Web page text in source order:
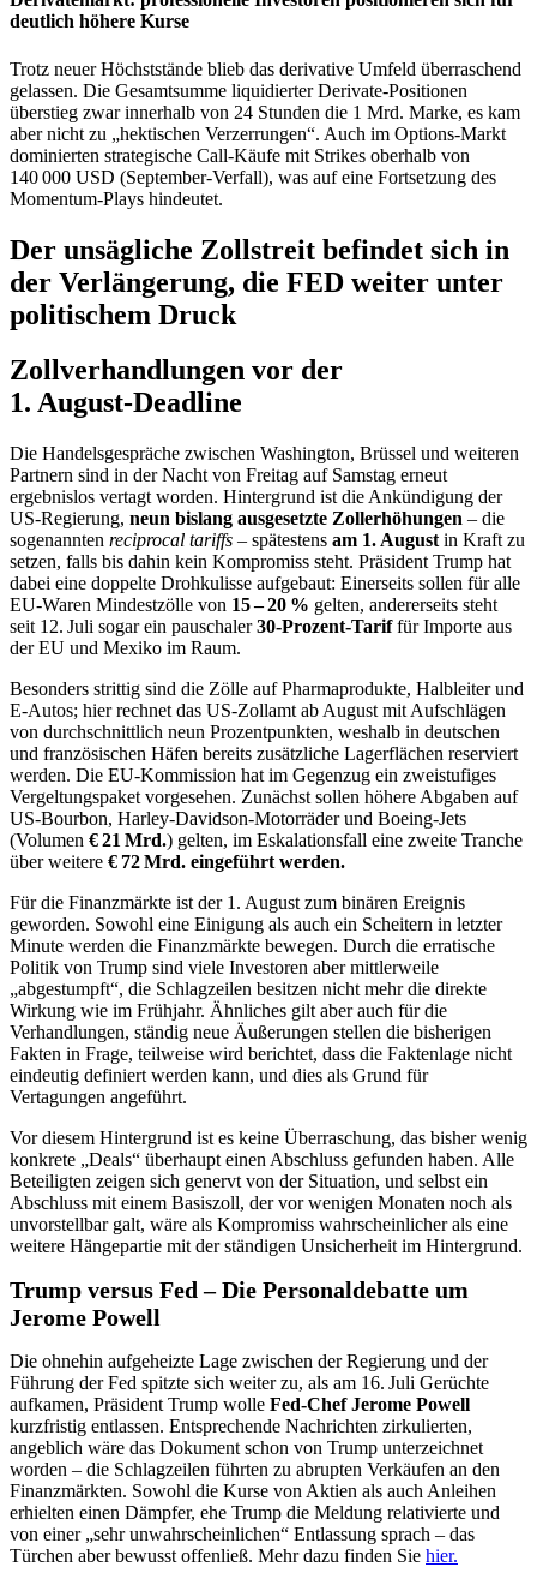
deutlich höhere Kurse
Trotz neuer Höchststände blieb das derivative Umfeld überraschend
gelassen. Die Gesamt­summe liquidierter Derivate-Positionen
überstieg zwar innerhalb von 24 Stunden die 1 Mrd. Marke, es kam
aber nicht zu „hektischen Verzerrungen“. Auch im Options‑Markt
dominierten strategische Call‑Käufe mit Strikes oberhalb von
140 000 USD (September‑Verfall), was auf eine Fortsetzung des
Momentum‑Plays hindeutet.
Der unsägliche Zollstreit befindet sich in
der Verlängerung, die FED weiter unter
politischem Druck
Zollverhandlungen vor der
1. August‑Deadline
Die Handelsgespräche zwischen Washington, Brüssel und weiteren
Partnern sind in der Nacht von Freitag auf Samstag erneut
ergebnislos vertagt worden. Hintergrund ist die Ankündigung der
US‑Regierung, neun bislang ausgesetzte Zoll­erhöhungen – die
sogenannten reciprocal tariffs – spätestens am 1. August in Kraft zu
setzen, falls bis dahin kein Kompromiss steht. Präsident Trump hat
dabei eine doppelte Drohkulisse aufgebaut: Einerseits sollen für alle
EU‑Waren Mindest­zölle von 15 – 20 % gelten, andererseits steht
seit 12. Juli sogar ein pauschaler30‑Prozent‑Tariffür Importe aus
der EU und Mexiko im Raum.
Besonders strittig sind die Zölle auf Pharma­produkte, Halbleiter und
E‑Autos; hier rechnet das US‑Zollamt ab August mit Aufschlägen
von durchschnittlich neun Prozentpunkten, weshalb in deutschen
und französischen Häfen bereits zusätzliche Lagerflächen reserviert
werden. Die EU‑Kommission hat im Gegenzug ein zwei­stufiges
Vergeltungs­paket vorgesehen. Zunächst sollen höhere Abgaben auf
US‑Bourbon, Harley‑Davidson‑Motorräder und Boeing‑Jets
(Volumen € 21 Mrd.) gelten, im Eskalationsfall eine zweite Tranche
über weitere € 72 Mrd. eingeführt werden.
Für die Finanzmärkte ist der 1. August zum binären Ereignis
geworden. Sowohl eine Einigung als auch ein Scheitern in letzter
Minute werden die Finanzmärkte bewegen. Durch die erratische
Politik von Trump sind viele Investoren aber mittlerweile
„abgestumpft“, die Schlagzeilen besitzen nicht mehr die direkte
Wirkung wie im Frühjahr. Ähnliches gilt aber auch für die
Verhandlungen, ständig neue Äußerungen stellen die bisherigen
Fakten in Frage, teilweise wird berichtet, dass die Faktenlage nicht
eindeutig definiert werden kann, und dies als Grund für
Vertagungen angeführt.
Vor diesem Hintergrund ist es keine Überraschung, das bisher wenig
konkrete „Deals“ überhaupt einen Abschluss gefunden haben. Alle
Beteiligten zeigen sich genervt von der Situation, und selbst ein
Abschluss mit einem Basiszoll, der vor wenigen Monaten noch als
unvorstellbar galt, wäre als Kompromiss wahrscheinlicher als eine
weitere Hängepartie mit der ständigen Unsicherheit im Hintergrund.
Trump versus Fed – Die Personaldebatte um
Jerome Powell
Die ohnehin aufgeheizte Lage zwischen der Regierung und der
Führung der Fed spitzte sich weiter zu, als am 16. Juli Gerüchte
aufkamen, Präsident Trump wolle Fed‑Chef Jerome Powell
kurzfristig entlassen. Entsprechende Nachrichten zirkulierten,
angeblich wäre das Dokument schon von Trump unterzeichnet
worden – die Schlagzeilen führten zu abrupten Verkäufen an den
Finanzmärkten. Sowohl die Kurse von Aktien als auch Anleihen
erhielten einen Dämpfer, ehe Trump die Meldung relativierte und
von einer „sehr unwahrscheinlichen“ Entlassung sprach – das
Türchen aber bewusst offenließ. Mehr dazu finden Sie hier.